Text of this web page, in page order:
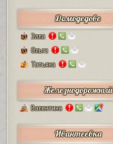
Домодедово
63 Элла
55 Ольга
7 Татьяна
Железнодорожный
17 Валентина
Ивантеевка